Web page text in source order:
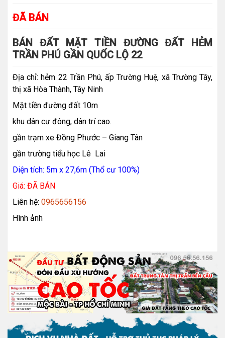
ĐÃ BÁN
BÁN ĐẤT MẶT TIỀN ĐƯỜNG ĐẤT HẺM
TRẦN PHÚ GẦN QUỐC LỘ 22
Địa chỉ: hẻm 22 Trần Phú, ấp Trường Huệ, xã Trường Tây,
thị xã Hòa Thành, Tây Ninh
Mặt tiền đường đất 10m
khu dân cư đông, dân trí cao.
gần trạm xe Đồng Phước – Giang Tân
gần trường tiểu học Lê Lai
Diện tích: 5m x 27,6m (Thổ cư 100%)
Giá: ĐÃ BÁN
Liên hệ: 0965656156
Hình ảnh